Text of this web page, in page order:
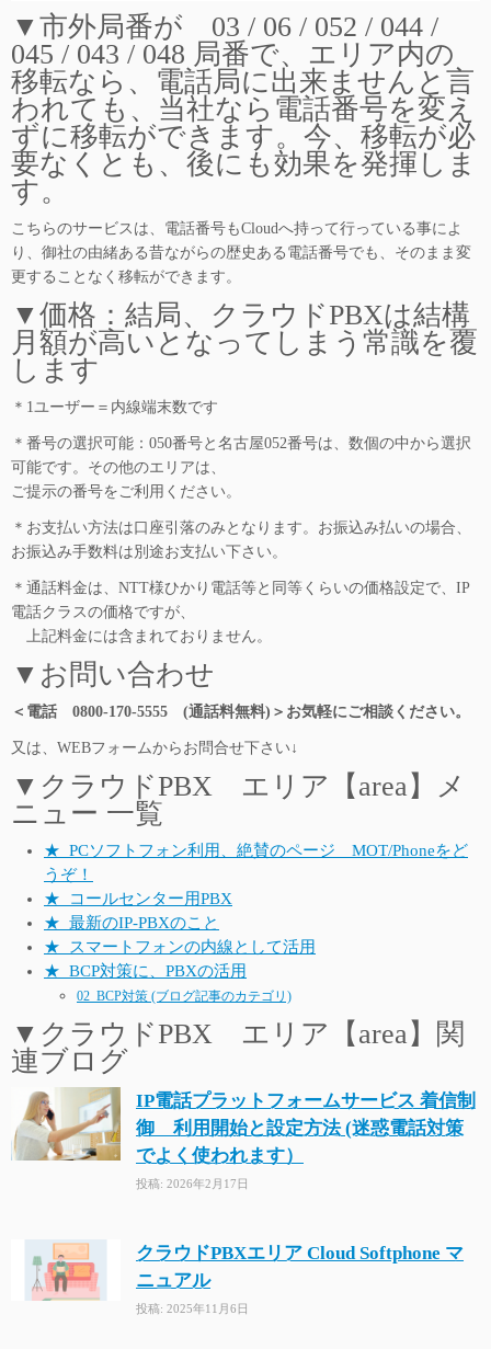
▼市外局番が 03 / 06 / 052 / 044 /
045 / 043 / 048 局番で、エリア内の
移転なら、電話局に出来ませんと言
われても、当社なら電話番号を変え
ずに移転ができます。今、移転が必
要なくとも、後にも効果を発揮しま
す。
こちらのサービスは、電話番号もCloudへ持って行っている事によ
り、御社の由緒ある昔ながらの歴史ある電話番号でも、そのまま変
更することなく移転ができます。
▼価格：結局、クラウドPBXは結構
月額が高いとなってしまう常識を覆
します
＊1ユーザー＝内線端末数です
＊番号の選択可能：050番号と名古屋052番号は、数個の中から選択
可能です。その他のエリアは、
ご提示の番号をご利用ください。
＊お支払い方法は口座引落のみとなります。お振込み払いの場合、
お振込み手数料は別途お支払い下さい。
＊通話料金は、NTT様ひかり電話等と同等くらいの価格設定で、IP
電話クラスの価格ですが、
上記料金には含まれておりません。
▼お問い合わせ
＜電話 0800-170-5555 (通話料無料)＞お気軽にご相談ください。
又は、WEBフォームからお問合せ下さい↓
▼クラウドPBX エリア【area】メ
ニュー 一覧
★_PCソフトフォン利用、絶賛のページ MOT/Phoneをど
うぞ！
★_コールセンター用PBX
★_最新のIP-PBXのこと
★_スマートフォンの内線として活用
★_BCP対策に、PBXの活用
02_BCP対策 (ブログ記事のカテゴリ)
▼クラウドPBX エリア【area】関
連ブログ
IP電話プラットフォームサービス 着信制
御 利用開始と設定方法 (迷惑電話対策
でよく使われます）
投稿: 2026年2月17日
クラウドPBXエリア Cloud Softphone マ
ニュアル
投稿: 2025年11月6日